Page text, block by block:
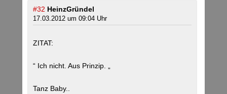
#32 HeinzGründel
17.03.2012 um 09:04 Uhr
ZITAT:
“ Ich nicht. Aus Prinzip. „
Tanz Baby..